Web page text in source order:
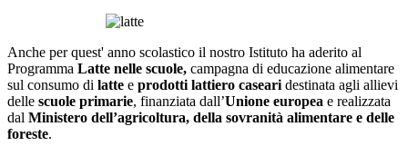
Anche per quest' anno scolastico il nostro Istituto ha aderito al
Programma Latte nelle scuole, campagna di educazione alimentare
sul consumo di latte e prodotti lattiero caseari destinata agli allievi
delle scuole primarie, finanziata dall’Unione europea e realizzata
dal Ministero dell’agricoltura, della sovranità alimentare e delle
foreste.